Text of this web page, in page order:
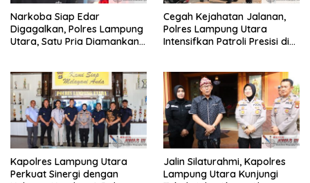
Narkoba Siap Edar
Digagalkan, Polres Lampung
Utara, Satu Pria Diamankan
Cegah Kejahatan Jalanan,
Polres Lampung Utara
Intensifkan Patroli Presisi di
Kapolres Lampung Utara
Perkuat Sinergi dengan
Jalin Silaturahmi, Kapolres
Lampung Utara Kunjungi